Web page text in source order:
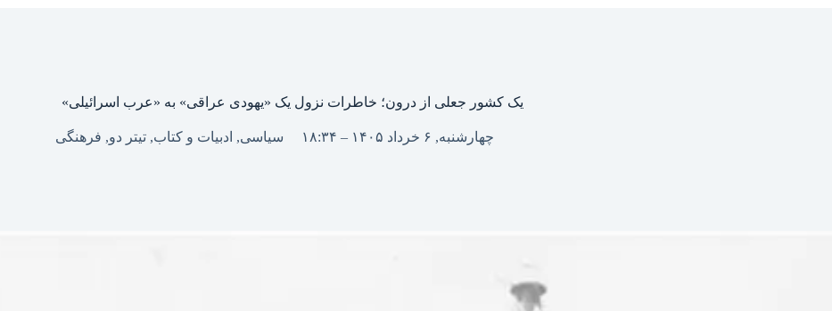
یک کشور جعلی از درون؛ خاطرات نزول یک «یهودی عراقی» به «عرب اسرائیلی»
چهارشنبه, ۶ خرداد ۱۴۰۵ – ۱۸:۳۴ سیاسی, ادبیات و کتاب, تیتر دو, فرهنگی